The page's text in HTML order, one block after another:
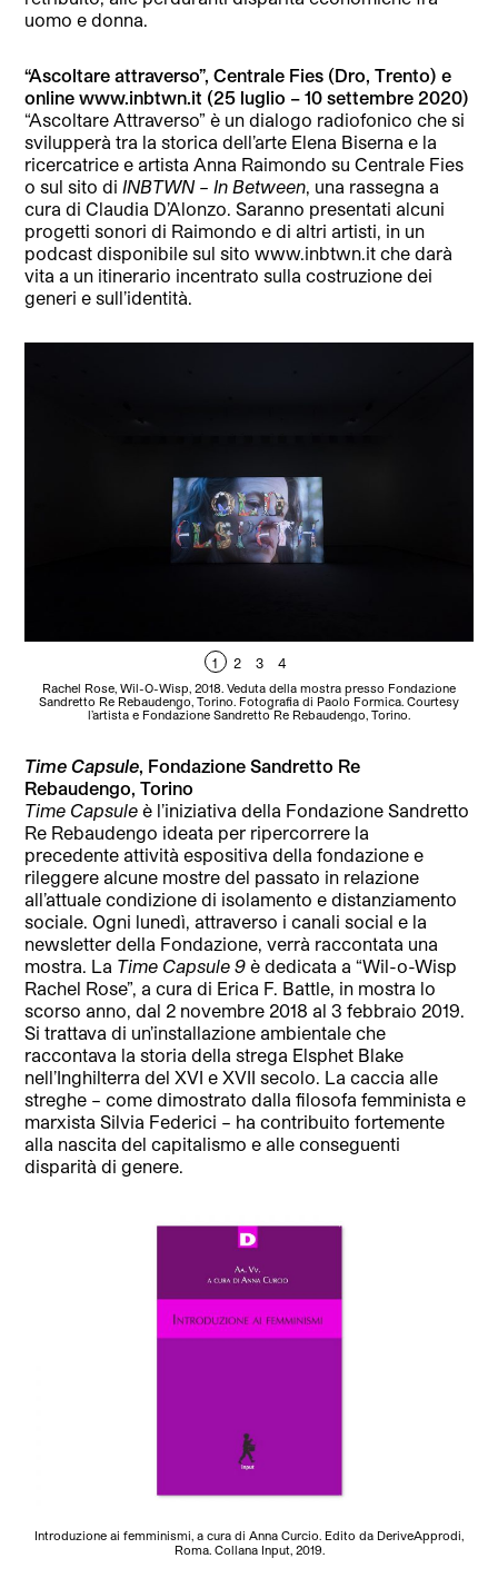
uomo e donna.
“Ascoltare attraverso”, Centrale Fies (Dro, Trento) e
online www.inbtwn.it (25 luglio – 10 settembre 2020)
“Ascoltare Attraverso” è un dialogo radiofonico che si
svilupperà tra la storica dell’arte Elena Biserna e la
ricercatrice e artista Anna Raimondo su Centrale Fies
o sul sito diINBTWN – In Between, una rassegna a
cura di Claudia D’Alonzo. Saranno presentati alcuni
progetti sonori di Raimondo e di altri artisti, in un
podcast disponibile sul sito www.inbtwn.it che darà
vita a un itinerario incentrato sulla costruzione dei
generi e sull’identità.
1 2 3 4
Rachel Rose, Wil-O-Wisp, 2018. Veduta della mostra presso Fondazione
Sandretto Re Rebaudengo, Torino. Fotografia di Paolo Formica. Courtesy
l’artista e Fondazione Sandretto Re Rebaudengo, Torino.
Time Capsule, Fondazione Sandretto Re
Rebaudengo, Torino
Time Capsule è l’iniziativa della Fondazione Sandretto
Re Rebaudengo ideata per ripercorrere la
precedente attività espositiva della fondazione e
rileggere alcune mostre del passato in relazione
all’attuale condizione di isolamento e distanziamento
sociale. Ogni lunedì, attraverso i canali social e la
newsletter della Fondazione, verrà raccontata una
mostra. La Time Capsule 9 è dedicata a “Wil-o-Wisp
Rachel Rose”, a cura di Erica F. Battle, in mostra lo
scorso anno, dal 2 novembre 2018 al 3 febbraio 2019.
Si trattava di un’installazione ambientale che
raccontava la storia della strega Elsphet Blake
nell’Inghilterra del XVI e XVII secolo. La caccia alle
streghe – come dimostrato dalla filosofa femminista e
marxista Silvia Federici – ha contribuito fortemente
alla nascita del capitalismo e alle conseguenti
disparità di genere.
Introduzione ai femminismi, a cura di Anna Curcio. Edito da DeriveApprodi,
Roma. Collana Input, 2019.